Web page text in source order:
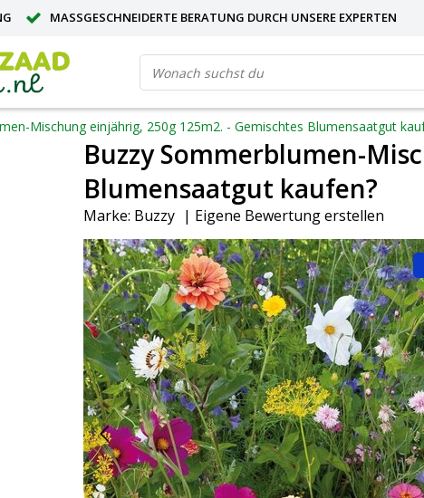
MASSGESCHNEIDERTE BERATUNG DURCH UNSERE EXPERTEN
ANFORDERN
Mischung einjährig, 250g 125m2. - Gemischtes Blumensaatgut
Buzzy Sommerblumen-
Blumensaatgut kaufen?
Marke: Buzzy | Eigene Bewertung erstellen